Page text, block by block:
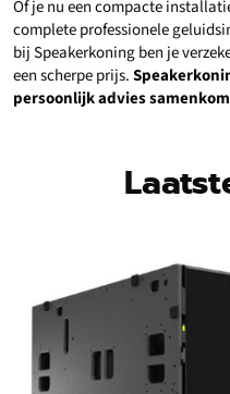
Of je nu een compacte
complete professionele
bij Speakerkoning ben je
een scherpe prijs.
persoonlijk advies